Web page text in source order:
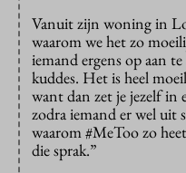
Vanuit zijn woning in
waarom we het zo
iemand ergens op aan
kuddes. Het is heel
want dan zet je jezelf in
zodra iemand er wel uit
waarom #MeToo zo
die sprak.”